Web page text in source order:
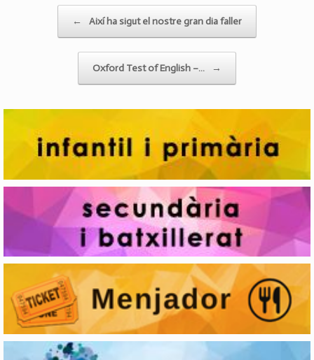
← Així ha sigut el nostre gran dia faller
Oxford Test of English –… →